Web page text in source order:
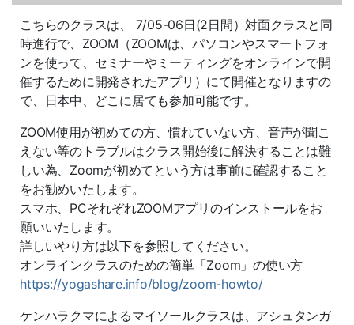
こちらのクラスは、 7/05-06日(2日間）対面クラスと同
時進行で、ZOOM（ZOOMは、パソコンやスマートフォ
ンを使って、セミナーやミーティングをオンラインで開
催するために開発されたアプリ）にて開催となりますの
で、日本中、どこに居ても参加可能です。
ZOOM使用が初めての方、慣れていない方、音声が聞こ
えない等のトラブルはクラス開始後に解決することは難
しい為、Zoomが初めてという方は事前に確認すること
をお勧めいたします。
スマホ、PCそれぞれZOOMアプリのインストールをお
願いいたします。
詳しいやり方は以下を参照してください。
オンラインクラスのための簡単「Zoom」の使い方
https://yogashare.info/blog/zoom-howto/
ケンハラクマによるマイソールクラスは、アシュタンガ